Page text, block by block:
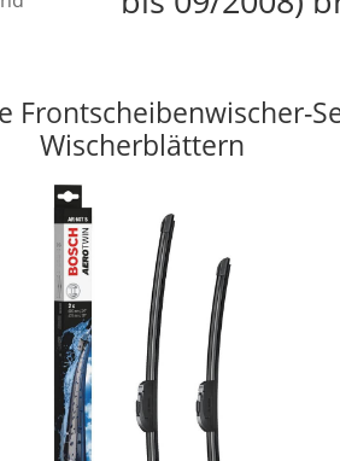
Frontscheibenwischer-
Wischerblättern